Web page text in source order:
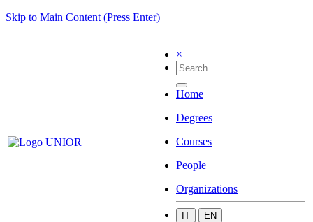
Skip to Main Content (Press Enter)
×
Home
Degrees
Courses
People
Organizations
IT EN